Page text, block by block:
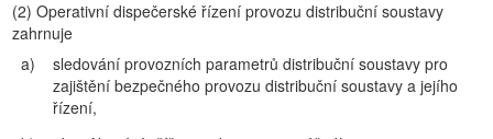
(2) Operativní dispečerské řízení provozu distribuční soustavy
zahrnuje
a)
sledování provozních parametrů distribuční soustavy pro
zajištění bezpečného provozu distribuční soustavy a jejího
řízení,